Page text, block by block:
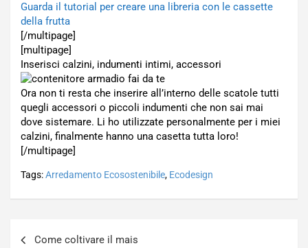
Guarda il tutorial per creare una libreria con le cassette
della frutta
[/multipage]
[multipage]
Inserisci calzini, indumenti intimi, accessori
Ora non ti resta che inserire all’interno delle scatole tutti
quegli accessori o piccoli indumenti che non sai mai
dove sistemare. Li ho utilizzate personalmente per i miei
calzini, finalmente hanno una casetta tutta loro!
[/multipage]
Tags:Arredamento Ecosostenibile, Ecodesign
Come coltivare il mais